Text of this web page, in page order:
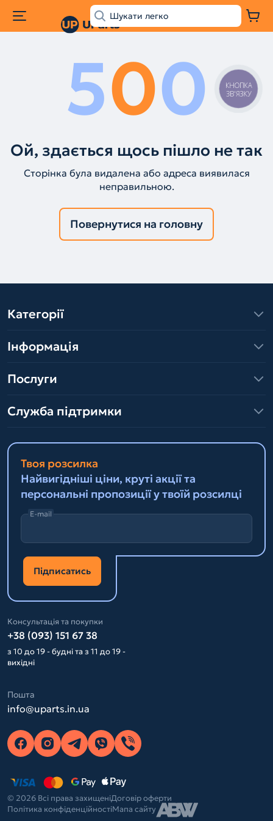
500
Ой, здається щось пішло не так
Сторінка була видалена або адреса виявилася
неправильною.
Повернутися на головну
Категорії
Інформація
Послуги
Служба підтримки
Твоя розсилка
Найвигідніші ціни, круті акції та
персональні пропозиції у твоїй розсилці
E-mail
Підписатись
Консультація та покупки
+38 (093) 151 67 38
з 10 до 19 - будні та з 11 до 19 -
вихідні
Пошта
info@uparts.in.ua
© 2026 Всі права захищеніДоговір оферти
Політика конфіденційностіМапа сайту
КНОПКА
ЗВ'ЯЗКУ